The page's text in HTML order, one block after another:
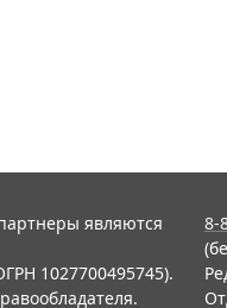
являются
1027700495745).
8-